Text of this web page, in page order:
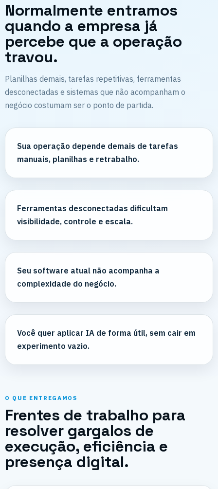
Normalmente entramos
quando a empresa já
percebe que a operação
travou.
Planilhas demais, tarefas repetitivas, ferramentas
desconectadas e sistemas que não acompanham o
negócio costumam ser o ponto de partida.
Sua operação depende demais de tarefas
manuais, planilhas e retrabalho.
Ferramentas desconectadas dificultam
visibilidade, controle e escala.
Seu software atual não acompanha a
complexidade do negócio.
Você quer aplicar IA de forma útil, sem cair em
experimento vazio.
O QUE ENTREGAMOS
Frentes de trabalho para
resolver gargalos de
execução, eficiência e
presença digital.